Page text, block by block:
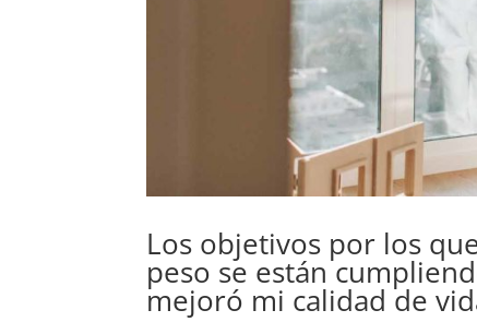
Los objetivos por los
peso se están
mejoró mi calidad de